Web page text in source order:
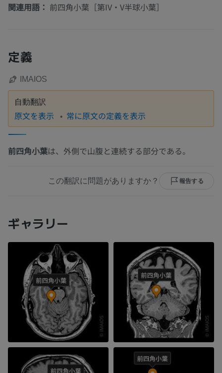
関連用語： 前四角小葉［第IV・V半球小葉］
定義
IMAIOS
自動翻訳
原文を表示 常に原文の定義を表示
前四角小葉は、外側で山腹と連続する部分である。
この翻訳に問題がありますか？ 報告する
ギャラリー